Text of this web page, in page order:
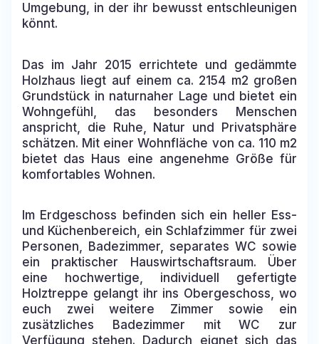
Umgebung, in der ihr bewusst entschleunigen
könnt.
Das im Jahr 2015 errichtete und gedämmte
Holzhaus liegt auf einem ca. 2154 m2 großen
Grundstück in naturnaher Lage und bietet ein
Wohngefühl, das besonders Menschen
anspricht, die Ruhe, Natur und Privatsphäre
schätzen. Mit einer Wohnfläche von ca. 110 m2
bietet das Haus eine angenehme Größe für
komfortables Wohnen.
Im Erdgeschoss befinden sich ein heller Ess-
und Küchenbereich, ein Schlafzimmer für zwei
Personen, Badezimmer, separates WC sowie
ein praktischer Hauswirtschaftsraum. Über
eine hochwertige, individuell gefertigte
Holztreppe gelangt ihr ins Obergeschoss, wo
euch zwei weitere Zimmer sowie ein
zusätzliches Badezimmer mit WC zur
Verfügung stehen. Dadurch eignet sich das